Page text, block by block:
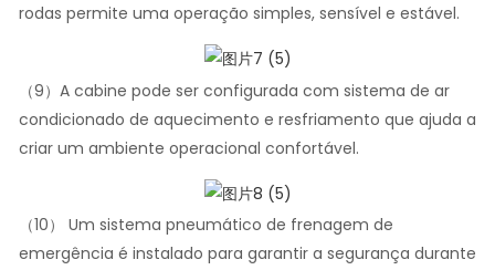
rodas permite uma operação simples, sensível e estável.
（9）A cabine pode ser configurada com sistema de ar
condicionado de aquecimento e resfriamento que ajuda a
criar um ambiente operacional confortável.
（10） Um sistema pneumático de frenagem de
emergência é instalado para garantir a segurança durante